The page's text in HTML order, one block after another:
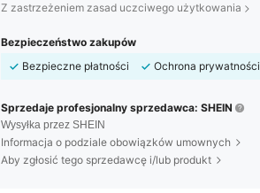
Z zastrzeżeniem zasad uczciwego użytkowania
Bezpieczeństwo zakupów
Bezpieczne płatności
Ochrona prywatności
Sprzedaje profesjonalny sprzedawca: SHEIN
Wysyłka przez SHEIN
Informacja o podziale obowiązków umownych
Aby zgłosić tego sprzedawcę i/lub produkt